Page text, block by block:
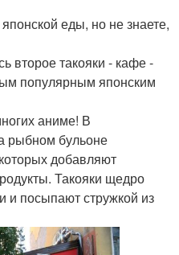
еды, но не знаете,
второе такояки - кафе -
популярным японским
аниме! В
рыбном бульоне
добавляют
Такояки щедро
и посыпают стружкой из